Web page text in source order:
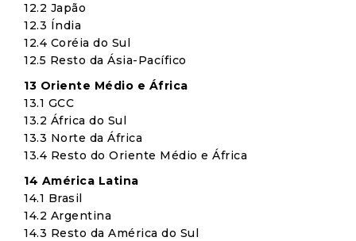
12.2 Japão
12.3 Índia
12.4 Coréia do Sul
12.5 Resto da Ásia-Pacífico
13 Oriente Médio e África
13.1 GCC
13.2 África do Sul
13.3 Norte da África
13.4 Resto do Oriente Médio e África
14 América Latina
14.1 Brasil
14.2 Argentina
14.3 Resto da América do Sul